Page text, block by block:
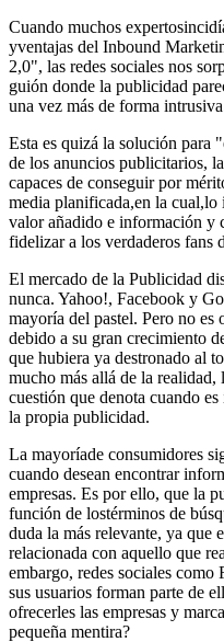
Cuando muchos
yventajas del Inbound
2,0", las redes sociales nos
guión donde la publicidad
una vez más de forma
Esta es quizá la solución para
de los anuncios publicitarios,
capaces de conseguir por
media planificada,en la cual,lo
valor añadido e información y
fidelizar a los verdaderos fans
El mercado de la Publicidad
nunca. Yahoo!, Facebook y
mayoría del pastel. Pero no
debido a su gran crecimiento
que hubiera ya destronado al
mucho más allá de la realidad,
cuestión que denota cuando
la propia publicidad.
La mayoríade consumidores
cuando desean encontrar
empresas. Es por ello, que la
función de lostérminos de
duda la más relevante, ya que
relacionada con aquello que
embargo, redes sociales como
sus usuarios forman parte de
ofrecerles las empresas y
pequeña mentira?